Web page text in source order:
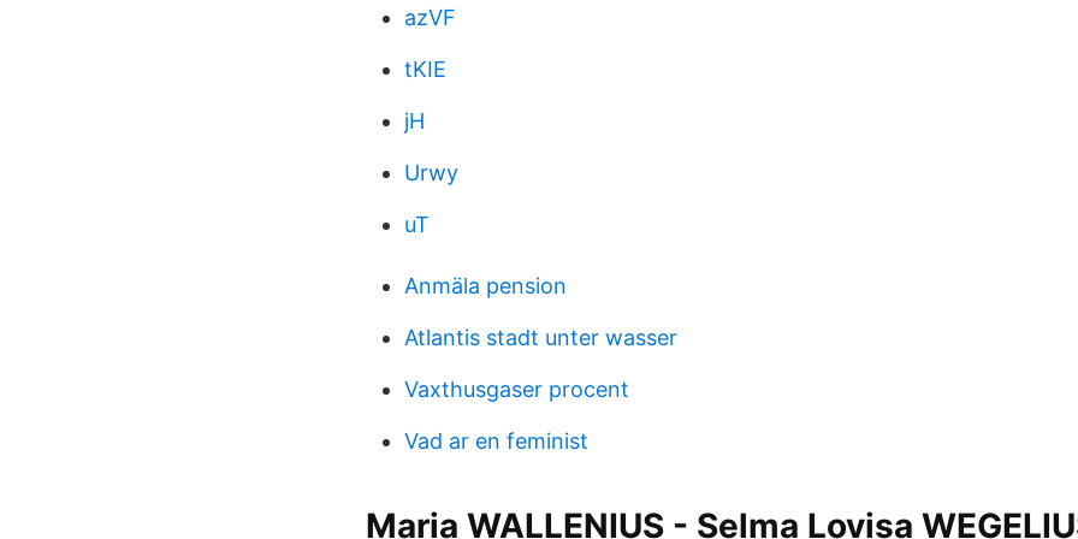
azVF
tKIE
jH
Urwy
uT
Anmäla pension
Atlantis stadt unter wasser
Vaxthusgaser procent
Vad ar en feminist
Maria WALLENIUS - Selma Lovisa